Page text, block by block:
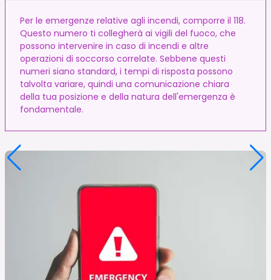
Per le emergenze relative agli incendi, comporre il 118.
Questo numero ti collegherà ai vigili del fuoco, che
possono intervenire in caso di incendi e altre
operazioni di soccorso correlate. Sebbene questi
numeri siano standard, i tempi di risposta possono
talvolta variare, quindi una comunicazione chiara
della tua posizione e della natura dell'emergenza è
fondamentale.